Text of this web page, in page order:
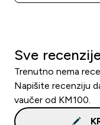
Sve
Trenutno nema
Napišite recenziju
vaučer od KM100.